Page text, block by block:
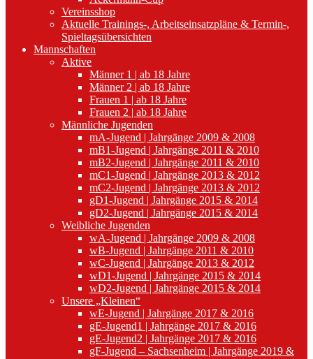
Vereinsshop
Aktuelle Trainings-, Arbeitseinsatzpläne & Termin-,
Spieltagsübersichten
Mannschaften
Aktive
Männer 1 | ab 18 Jahre
Männer 2 | ab 18 Jahre
Frauen 1 | ab 18 Jahre
Frauen 2 | ab 18 Jahre
Männliche Jugenden
mA-Jugend | Jahrgänge 2009 & 2008
mB1-Jugend | Jahrgänge 2011 & 2010
mB2-Jugend | Jahrgänge 2011 & 2010
mC1-Jugend | Jahrgänge 2013 & 2012
mC2-Jugend | Jahrgänge 2013 & 2012
gD1-Jugend | Jahrgänge 2015 & 2014
gD2-Jugend | Jahrgänge 2015 & 2014
Weibliche Jugenden
wA-Jugend | Jahrgänge 2009 & 2008
wB-Jugend | Jahrgänge 2011 & 2010
wC-Jugend | Jahrgänge 2013 & 2012
wD1-Jugend | Jahrgänge 2015 & 2014
wD2-Jugend | Jahrgänge 2015 & 2014
Unsere „Kleinen“
wE-Jugend | Jahrgänge 2017 & 2016
gE-Jugend1 | Jahrgänge 2017 & 2016
gE-Jugend2 | Jahrgänge 2017 & 2016
gF-Jugend – Sachsenheim | Jahrgänge 2019 &